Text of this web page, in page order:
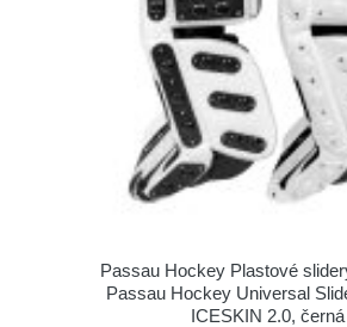
Passau Hockey Plastové
Passau Hockey Universal
ICESKIN 2.0, černá